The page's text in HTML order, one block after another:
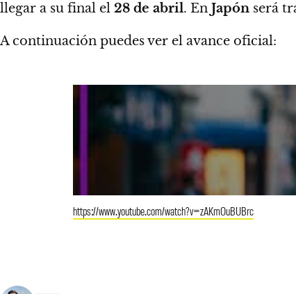
llegar a su final el 28 de abril. En Japón será
A continuación puedes ver el avance oficial:
https://www.youtube.com/watch?v=zAKmOuBUBrc